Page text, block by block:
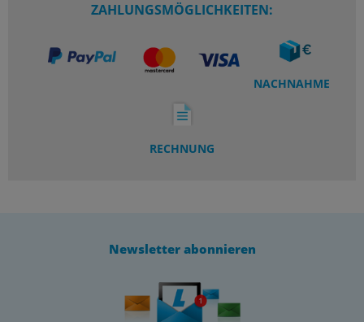
ZAHLUNGSMÖGLICHKEITEN:
NACHNAHME
RECHNUNG
Newsletter abonnieren